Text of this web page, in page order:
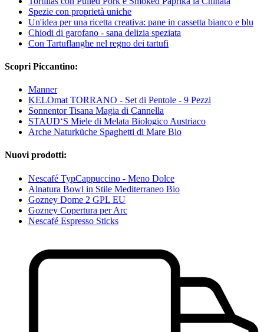
Spezie con proprietà uniche
Un'idea per una ricetta creativa: pane in cassetta bianco e blu
Chiodi di garofano - sana delizia speziata
Con Tartuflanghe nel regno dei tartufi
Scopri Piccantino:
Manner
KELOmat TORRANO - Set di Pentole - 9 Pezzi
Sonnentor Tisana Magia di Cannella
STAUD‘S Miele di Melata Biologico Austriaco
Arche Naturküche Spaghetti di Mare Bio
Nuovi prodotti:
Nescafé TypCappuccino - Meno Dolce
Alnatura Bowl in Stile Mediterraneo Bio
Gozney Dome 2 GPL EU
Gozney Copertura per Arc
Nescafé Espresso Sticks